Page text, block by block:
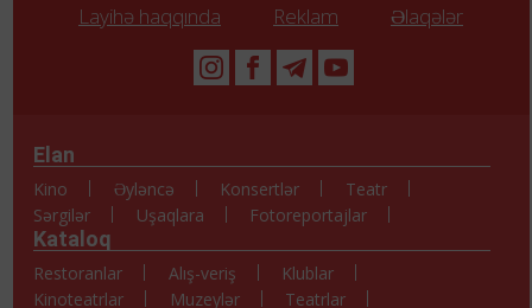
Layihə haqqında Reklam Əlaqələr
Elan
Kino Əyləncə Konsertlər
Teatr
Sərgilər
Uşaqlara Fotoreportajlar
Kataloq
Restoranlar Alış-veriş
Klublar
Kinoteatrlar
Muzeylər Teatrlar